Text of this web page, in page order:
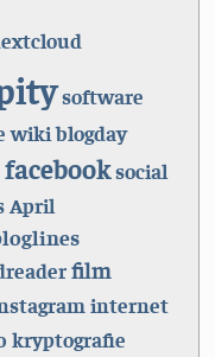
software
wiki blogday
facebooksocial
April
film
internet
kryptografie